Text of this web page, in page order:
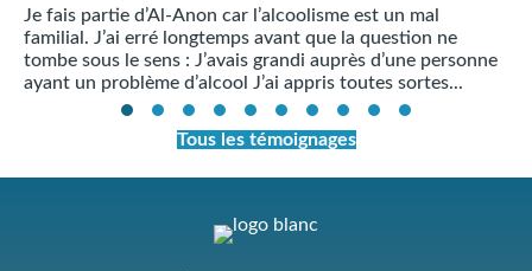
Je fais partie d’Al-Anon car l’alcoolisme est un mal
familial. J’ai erré longtemps avant que la question ne
tombe sous le sens : J’avais grandi auprès d’une personne
ayant un problème d’alcool J’ai appris toutes sortes...
Tous les témoignages